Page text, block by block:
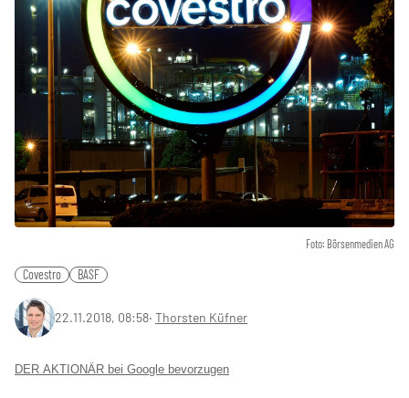
Foto: Börsenmedien AG
Covestro BASF
22.11.2018, 08:58‧ Thorsten Küfner
DER AKTIONÄR bei Google bevorzugen